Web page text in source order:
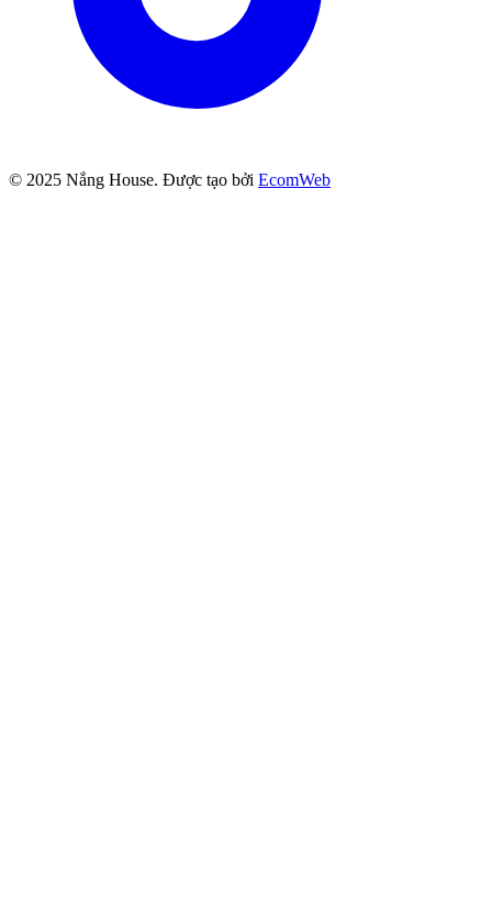
© 2025 Nắng House. Được tạo bởi EcomWeb